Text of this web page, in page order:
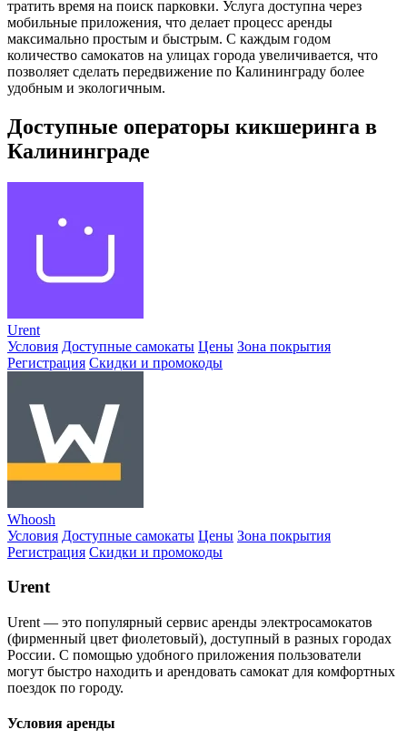
тратить время на поиск парковки. Услуга доступна через
мобильные приложения, что делает процесс аренды
максимально простым и быстрым. С каждым годом
количество самокатов на улицах города увеличивается, что
позволяет сделать передвижение по Калининграду более
удобным и экологичным.
Доступные операторы кикшеринга в
Калининграде
Urent
Условия Доступные самокаты Цены Зона покрытия
Регистрация Скидки и промокоды
Whoosh
Условия Доступные самокаты Цены Зона покрытия
Регистрация Скидки и промокоды
Urent
Urent — это популярный сервис аренды электросамокатов
(фирменный цвет фиолетовый), доступный в разных городах
России. С помощью удобного приложения пользователи
могут быстро находить и арендовать самокат для комфортных
поездок по городу.
Условия аренды